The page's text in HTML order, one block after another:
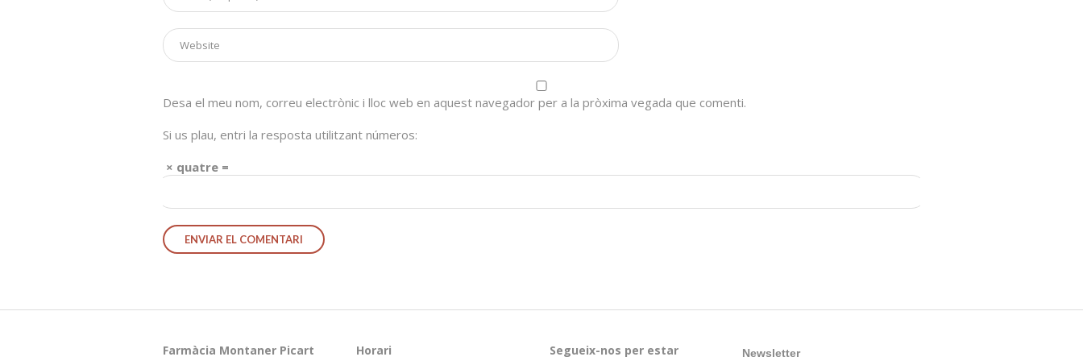
Desa el meu nom, correu electrònic i lloc web en aquest navegador per a la pròxima vegada que comenti.
Si us plau, entri la resposta utilitzant números:
5 × quatre =
Farmàcia Montaner Picart
Horari
Segueix-nos per estar
Newsletter